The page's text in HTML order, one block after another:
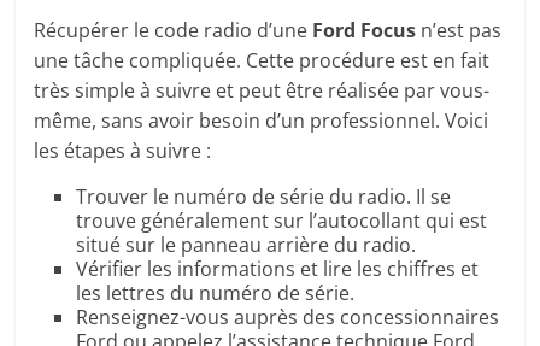
Récupérer le code radio d’une Ford Focus n’est pas
une tâche compliquée. Cette procédure est en fait
très simple à suivre et peut être réalisée par vous-
même, sans avoir besoin d’un professionnel. Voici
les étapes à suivre :
Trouver le numéro de série du radio. Il se
trouve généralement sur l’autocollant qui est
situé sur le panneau arrière du radio.
Vérifier les informations et lire les chiffres et
les lettres du numéro de série.
Renseignez-vous auprès des concessionnaires